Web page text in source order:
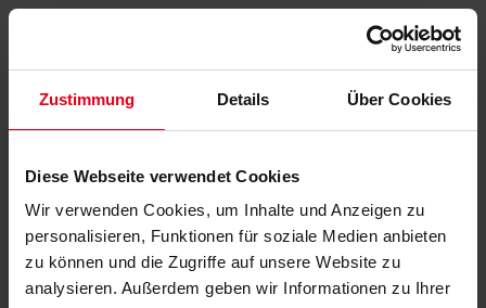
Zustimmung Details Über Cookies
Diese Webseite verwendet Cookies
Wir verwenden Cookies, um Inhalte und Anzeigen zu
personalisieren, Funktionen für soziale Medien anbieten
zu können und die Zugriffe auf unsere Website zu
analysieren. Außerdem geben wir Informationen zu Ihrer